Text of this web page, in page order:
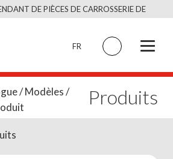
Skip
DE PIÈCES DE CARROSSERIE DE
FR
/Modèles/
Produits